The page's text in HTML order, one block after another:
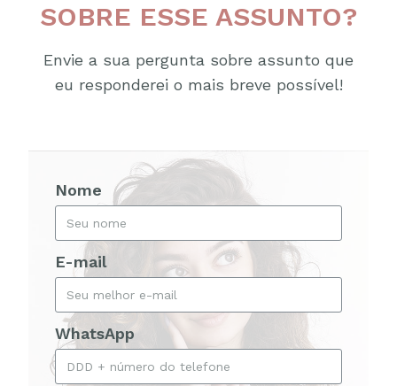
SOBRE ESSE ASSUNTO?
Envie a sua pergunta sobre assunto que
eu responderei o mais breve possível!
Nome
E-mail
WhatsApp